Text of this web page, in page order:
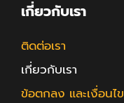
เกี่ยวกับเรา
ติดต่อเรา
เกี่ยวกับเรา
ข้อตกลง และเงื่อนไข